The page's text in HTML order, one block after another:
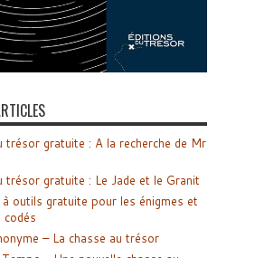
trésor gratuite : A la recherche de Mr
trésor gratuite : Le Jade et le Granit
outils gratuite pour les énigmes et
codés
– La chasse au trésor